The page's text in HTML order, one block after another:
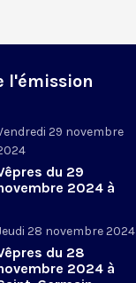
l'émission
29 novembre
du 29
2024 à
28 novembre 2024
du 28
2024 à